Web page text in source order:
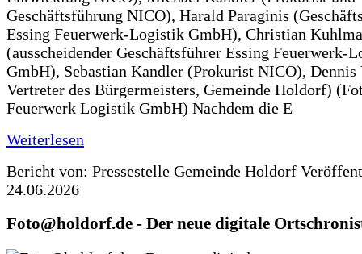
Geschäftsführung NICO), Harald Paraginis
Essing Feuerwerk-Logistik GmbH), Christian
(ausscheidender Geschäftsführer Essing Feuerwerk-
GmbH), Sebastian Kandler (Prokurist NICO),
Vertreter des Bürgermeisters, Gemeinde Holdorf)
Feuerwerk Logistik GmbH) Nachdem die E
Weiterlesen
Bericht von: Pressestelle Gemeinde Holdorf
24.06.2026
Foto@holdorf.de - Der neue digitale